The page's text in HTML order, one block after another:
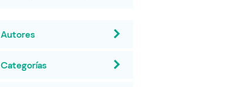
Autores
Categorías